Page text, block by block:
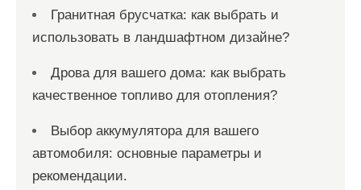
Гранитная брусчатка: как выбрать и
использовать в ландшафтном дизайне?
Дрова для вашего дома: как выбрать
качественное топливо для отопления?
Выбор аккумулятора для вашего
автомобиля: основные параметры и
рекомендации.